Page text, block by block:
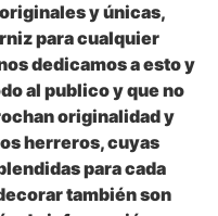
y únicas,
para cualquier
dedicamos a esto y
al publico y que no
originalidad y
herreros, cuyas
para cada
también son